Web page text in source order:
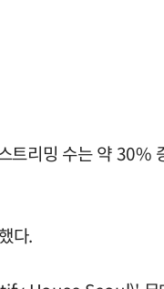
트리밍 수는 약 30%
다.